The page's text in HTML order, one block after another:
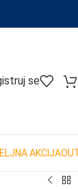
are
se
AKCIJA